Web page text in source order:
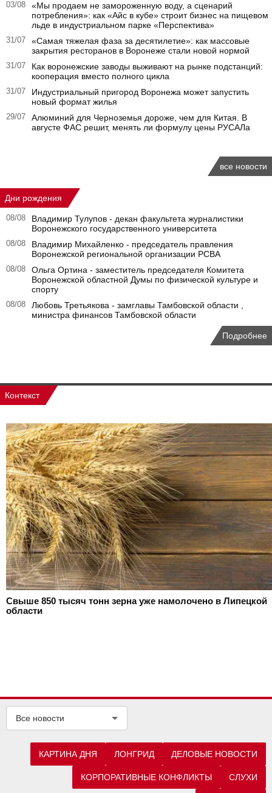
03/08
«Мы продаем не замороженную воду, а сценарий
потребления»: как «Айс в кубе» строит бизнес на пищевом
льде в индустриальном парке «Перспектива»
31/07
«Самая тяжелая фаза за десятилетие»: как массовые
закрытия ресторанов в Воронеже стали новой нормой
31/07
Как воронежские заводы выживают на рынке подстанций:
кооперация вместо полного цикла
31/07
Индустриальный пригород Воронежа может запустить
новый формат жилья
29/07
Алюминий для Черноземья дороже, чем для Китая. В
августе ФАС решит, менять ли формулу цены РУСАЛа
все новости
Дни рождения
08/08
Владимир Тулупов - декан факультета журналистики
Воронежского государственного университета
08/08
Владимир Михайленко - председатель правления
Воронежской региональной организации РСВА
08/08
Ольга Ортина - заместитель председателя Комитета
Воронежской областной Думы по физической культуре и
спорту
08/08
Любовь Третьякова - замглавы Тамбовской области ,
министра финансов Тамбовской области
Подробнее
Контекст
Свыше 850 тысяч тонн зерна уже намолочено в Липецкой
области
Все новости
КАРТИНА ДНЯ ЛОНГРИД ДЕЛОВЫЕ НОВОСТИ
КОРПОРАТИВНЫЕ КОНФЛИКТЫ СЛУХИ